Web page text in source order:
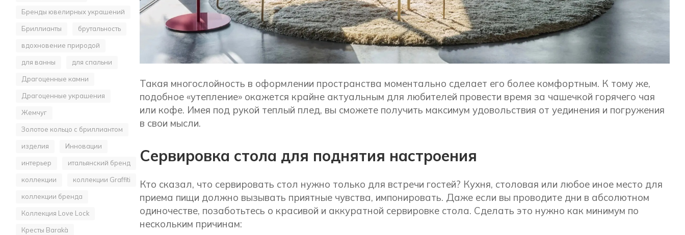
Такая многослойность в оформлении пространства моментально сделает его более комфортным. К тому же,
подобное «утепление» окажется крайне актуальным для любителей провести время за чашечкой горячего чая
или кофе. Имея под рукой теплый плед, вы сможете получить максимум удовольствия от уединения и погружения
в свои мысли.
Сервировка стола для поднятия настроения
Кто сказал, что сервировать стол нужно только для встречи гостей? Кухня, столовая или любое иное место для
приема пищи должно вызывать приятные чувства, импонировать. Даже если вы проводите дни в абсолютном
одиночестве, позаботьтесь о красивой и аккуратной сервировке стола. Сделать это нужно как минимум по
нескольким причинам:
Бренды ювелирных украшений
Бриллианты брутальность
вдохновение природой
для ванны для спальни
Драгоценные камни
Драгоценные украшения
Жемчуг
Золотое кольцо с бриллиантом
изделия Инновации
интерьер итальянский бренд
коллекции коллекции Graffiti
коллекции бренда
Коллекция Love Lock
Кресты Barakà